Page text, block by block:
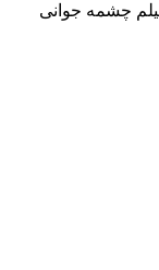
چشمه جوانی